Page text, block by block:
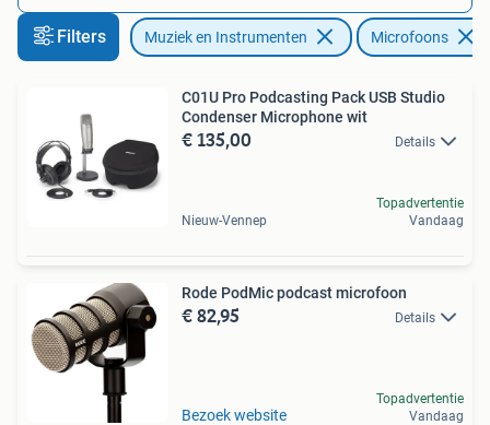
Filters Muziek en Instrumenten Microfoons
C01U Pro Podcasting Pack USB Studio
Condenser Microphone wit
€ 135,00 Details
Nieuw-Vennep
Topadvertentie
Vandaag
Rode PodMic podcast microfoon
€ 82,95 Details
Bezoek website
Topadvertentie
Vandaag